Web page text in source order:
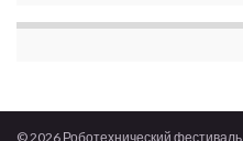
© 2026 Роботехнический фестиваль.